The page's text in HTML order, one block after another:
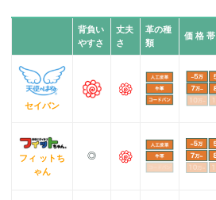
背負い
やすさ
丈夫
さ
革の種
類
価 格 帯
セイバン
フィ ットち
ゃん
◎